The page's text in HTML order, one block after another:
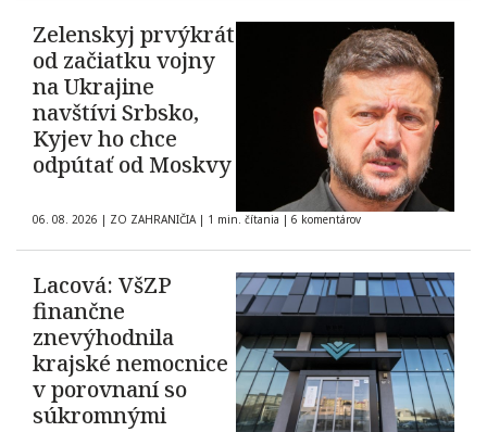
Zelenskyj prvýkrát
od začiatku vojny
na Ukrajine
navštívi Srbsko,
Kyjev ho chce
odpútať od Moskvy
06. 08. 2026 | ZO ZAHRANIČIA | 1 min. čítania | 6 komentárov
Lacová: VšZP
finančne
znevýhodnila
krajské nemocnice
v porovnaní so
súkromnými